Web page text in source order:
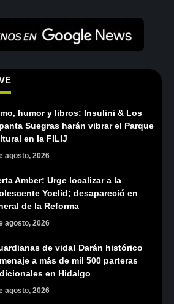
humor y libros: Insulini & Los
Suegras harán vibrar el Parque
en la FILIJ
agosto, 2026
Amber: Urge localizar a la
Yoelid; desapareció en
de la Reforma
agosto, 2026
de vida! Darán histórico
a más de mil 500 parteras
en Hidalgo
agosto, 2026